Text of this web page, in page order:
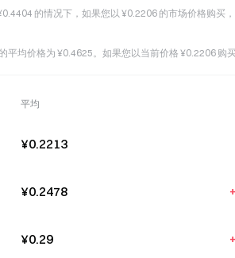
的情况下，如果您以 ¥0.2206 的市场价格购买
均价格为 ¥0.4625。如果您以当前价格 ¥0.2206 购
平均
¥0.2213
¥0.2478
¥0.29